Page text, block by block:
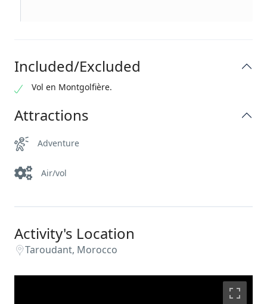
Included/Excluded
Vol en Montgolfière.
Attractions
Adventure
Air/vol
Activity's Location
Taroudant, Morocco